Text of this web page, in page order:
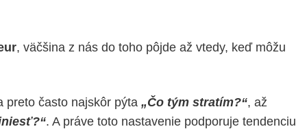
, väčšina z nás do toho pôjde až vtedy, keď môžu
preto často najskôr pýta „Čo tým stratím?“, až
. A práve toto nastavenie podporuje tendenciu